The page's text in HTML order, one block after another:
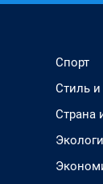
Спорт
Стиль и
Страна